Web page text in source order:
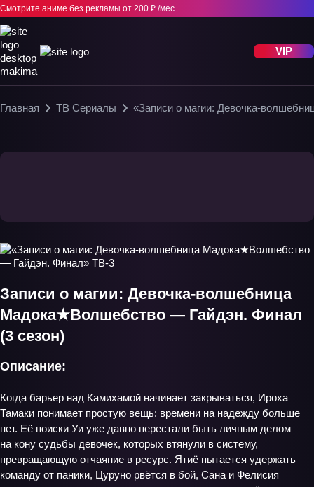
Смотрите аниме без рекламы от 200 ₽ /мес
VIP
Главная ТВ Сериалы «Записи о магии: Девочка-
Записи о магии: Девочка-волшебница
Мадока★Волшебство — Гайдэн. Финал
(3 сезон)
Описание:
Когда барьер над Камихамой начинает закрываться, Ироха
Тамаки понимает простую вещь: времени на надежду больше
нет. Её поиски Уи уже давно перестали быть личным делом —
на кону судьбы девочек, которых втянули в систему,
превращающую отчаяние в ресурс. Ятиё пытается удержать
команду от паники, Цуруно рвётся в бой, Сана и Фелисия